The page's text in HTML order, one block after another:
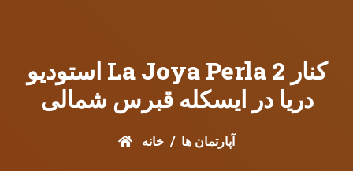
استودیو La Joya Perla 2 کنار
دریا در ایسکله قبرس شمالی
خانه آپارتمان ها